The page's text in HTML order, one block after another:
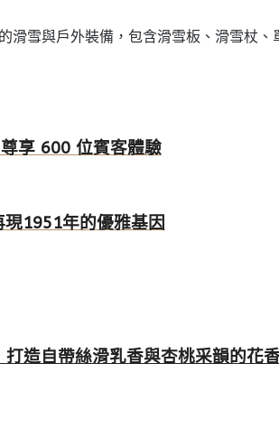
滑雪與戶外裝備，包含滑雪板、滑雪杖
享 600 位賓客體驗
1951年的優雅基因
造自帶絲滑乳香與杏桃采韻的花